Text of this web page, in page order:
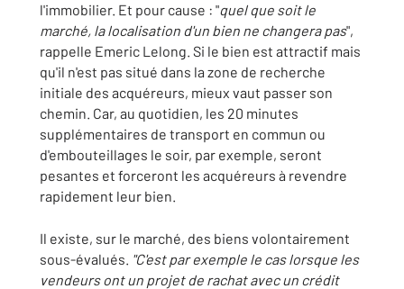
l'immobilier. Et pour cause : "quel que soit le
marché, la localisation d'un bien ne changera pas",
rappelle Emeric Lelong. Si le bien est attractif mais
qu'il n'est pas situé dans la zone de recherche
initiale des acquéreurs, mieux vaut passer son
chemin. Car, au quotidien, les 20 minutes
supplémentaires de transport en commun ou
d'embouteillages le soir, par exemple, seront
pesantes et forceront les acquéreurs à revendre
rapidement leur bien.
Il existe, sur le marché, des biens volontairement
sous-évalués. "C'est par exemple le cas lorsque les
vendeurs ont un projet de rachat avec un crédit